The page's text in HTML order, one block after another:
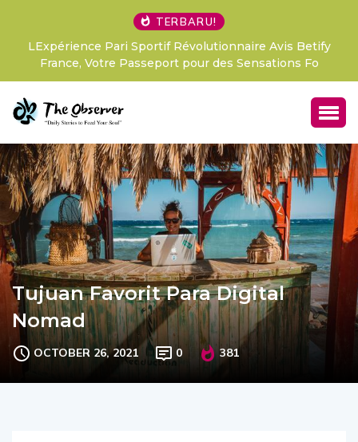
TERBARU!
LExpérience Pari Sportif Révolutionnaire Avis Betify
France, Votre Passeport pour des Sensations Fo
Tujuan Favorit Para Digital
Nomad
OCTOBER 26, 2021 0 381